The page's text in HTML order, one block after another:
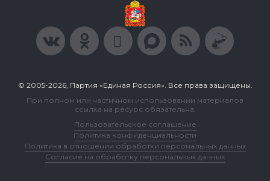
© 2005-2026, Партия «Единая Россия». Все права защищены.
При полном или частичном использовании материалов
ссылка на ресурс обязательна.
Пользовательское соглашение
Политика конфиденциальности
Политика в отношении обработки персональных данных
Согласие на обработку персональных данных